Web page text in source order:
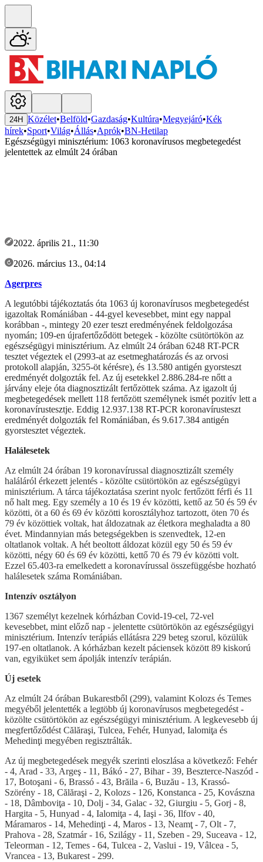
24H Közélet•Belföld•Gazdaság•Kultúra•Megyejáró•Kék
hírek•Sport•Világ•Állás•Aprók•BN-Hetilap
Egészségügyi minisztérium: 1063 koronavírusos megbetegedést
jelentettek az elmúlt 24 órában
2022. április 21., 11:30
2026. március 13., 04:14
Agerpres
A legutóbbi tájékoztatás óta 1063 új koronavírusos megbetegedést
igazoltak Romániában - 44-gyel kevesebbet, mint egy nappal
korábban -, mintegy 20 ezer teszt eredményének feldolgozása
nyomán; 109-en újrafertőződött betegek - közölte csütörtökön az
egészségügyi minisztérium. Az elmúlt 24 órában 6248 RT-PCR
tesztet végeztek el (2993-at az esetmeghatározás és az orvosi
protokoll alapján, 3255-öt kérésre), és 13.580 antigén gyorsteszt
eredményét dolgozták fel. Az új esetekkel 2.886.284-re nőtt a
járvány eleje óta diagnosztizált fertőzöttek száma. Az igazolt új
megbetegedések mellett 118 fertőzött személynek ismét pozitív lett a
koronavírustesztje. Eddig 12.937.138 RT-PCR koronavírusteszt
eredményét dolgozták fel Romániában, és 9.617.384 antigén
gyorstesztet végeztek.
Halálesetek
Az elmúlt 24 órában 19 koronavírussal diagnosztizált személy
haláláról érkezett jelentés - közölte csütörtökön az egészségügyi
minisztérium. A tárca tájékoztatása szerint nyolc fertőzött férfi és 11
nő halt meg. Egy személy a 10 és 19 év közötti, kettő az 50 és 59 év
közötti, öt a 60 és 69 év közötti korosztályhoz tartozott, öten 70 és
79 év közöttiek voltak, hat áldozatnak az életkora meghaladta a 80
évet. Mindannyian más betegségekben is szenvedtek, 12-en
oltatlanok voltak. A hét beoltott áldozat közül egy 50 és 59 év
közötti, négy 60 és 69 év közötti, kettő 70 és 79 év közötti volt.
Ezzel 65.403-ra emelkedett a koronavírussal összefüggésbe hozható
halálesetek száma Romániában.
Intenzív osztályon
1367 személyt kezelnek kórházban Covid-19-cel, 72-vel
kevesebbet, mint előző nap - jelentette csütörtökön az egészségügyi
minisztérium. Intenzív terápiás ellátásra 229 beteg szorul, közülük
197-en oltatlanok. A kórházban kezelt páciensek között 89 kiskorú
van, egyiküket sem ápolják intenzív terápián.
Új esetek
Az elmúlt 24 órában Bukarestből (299), valamint Kolozs és Temes
megyéből jelentették a legtöbb új koronavírusos megbetegedést -
közölte csütörtökön az egészségügyi minisztérium. A legkevesebb új
megfertőződést Călăraşi, Tulcea, Fehér, Hunyad, Ialomiţa és
Mehedinţi megyében regisztrálták.
Az új megbetegedések megyék szerinti eloszlása a következő: Fehér
- 4, Arad - 33, Argeş - 11, Bákó - 27, Bihar - 39, Beszterce-Naszód -
17, Botoşani - 6, Brassó - 43, Brăila - 6, Buzău - 13, Krassó-
Szörény - 18, Călăraşi - 2, Kolozs - 126, Konstanca - 25, Kovászna
- 18, Dâmboviţa - 10, Dolj - 34, Galac - 32, Giurgiu - 5, Gorj - 8,
Hargita - 5, Hunyad - 4, Ialomiţa - 4, Iaşi - 36, Ilfov - 40,
Máramaros - 14, Mehedinţi - 4, Maros - 13, Neamţ - 7, Olt - 7,
Prahova - 28, Szatmár - 16, Szilágy - 11, Szeben - 29, Suceava - 12,
Teleorman - 12, Temes - 64, Tulcea - 2, Vaslui - 19, Vâlcea - 5,
Vrancea - 13, Bukarest - 299.